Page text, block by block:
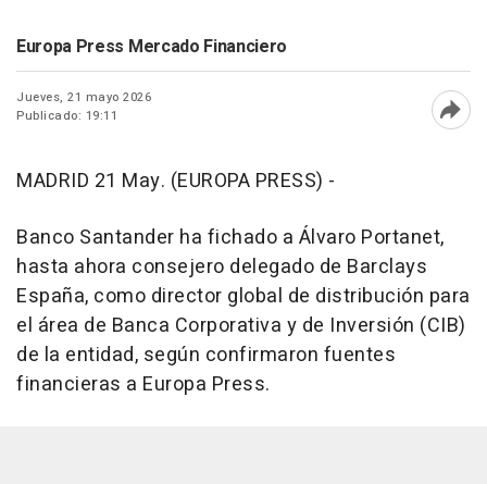
Europa Press Mercado Financiero
Jueves, 21 mayo 2026
Publicado: 19:11
MADRID 21 May. (EUROPA PRESS) -
Banco Santander ha fichado a Álvaro Portanet,
hasta ahora consejero delegado de Barclays
España, como director global de distribución para
el área de Banca Corporativa y de Inversión (CIB)
de la entidad, según confirmaron fuentes
financieras a Europa Press.